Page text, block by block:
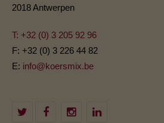
2018 Antwerpen
T: +32 (0) 3 205 92 96
F: +32 (0) 3 226 44 82
E: info@koersmix.be